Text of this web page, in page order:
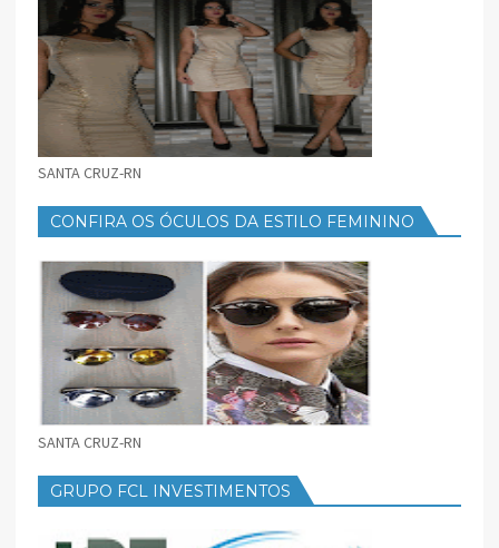
SANTA CRUZ-RN
CONFIRA OS ÓCULOS DA ESTILO FEMININO
SANTA CRUZ-RN
GRUPO FCL INVESTIMENTOS